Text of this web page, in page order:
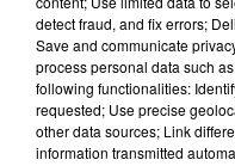
- Votre curiosité et
feront la différence
⇒Contrat en CDI
Pour plus
les sitesrecrutement-
detect fraud, and fix errors;
Save and communicate
process personal data such
following functionalities:
requested; Use precise
other data sources; Link
information transmitted